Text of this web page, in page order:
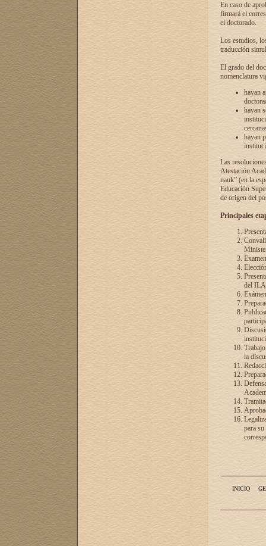
En caso de
firmará el
el doctorado.
Los estudios,
traducción
El grado del
nomenclatura
hayan
hayan
hayan
Las
Atestación
nauk” (en la
Educación
de origen del
Principales
del
la
para
INICIO